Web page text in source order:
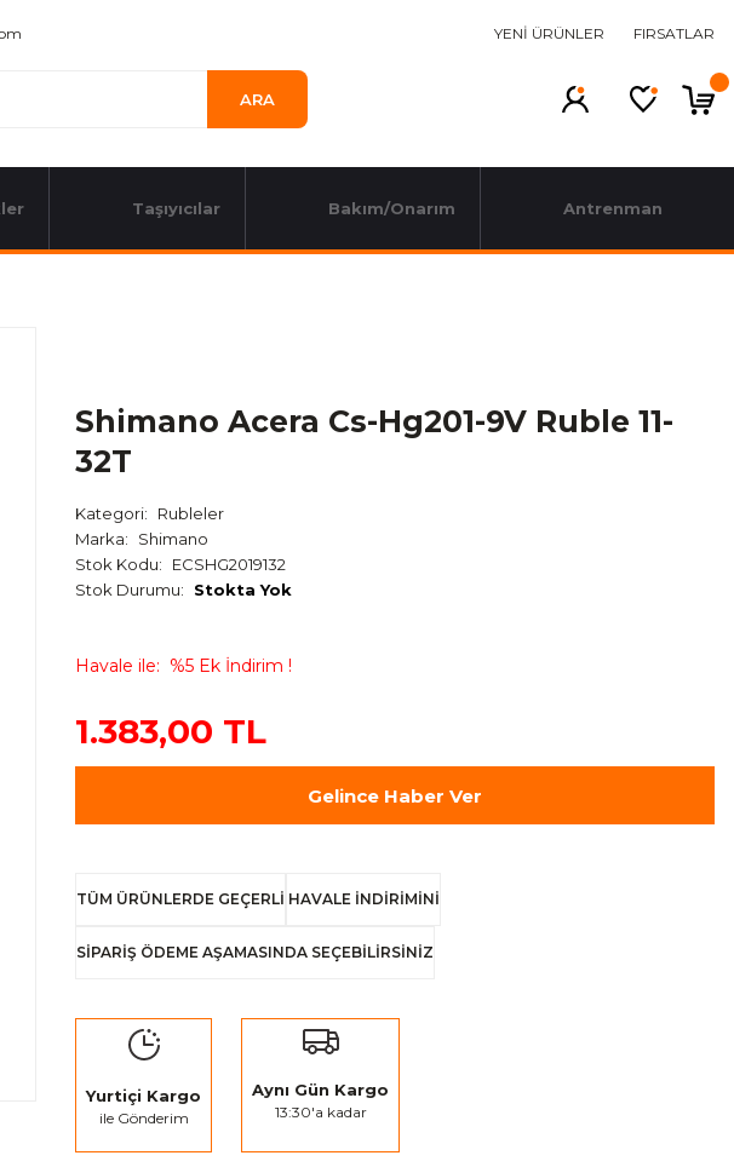
YENİ ÜRÜNLER FIRSATLAR
ARA
Taşıyıcılar Bakım/Onarım Antrenman
Shimano Acera Cs-Hg201-9V Ruble 11-
32T
Kategori
Rubleler
Marka
Shimano
Stok Kodu
ECSHG2019132
Stok Durumu
Stokta Yok
Havale ile %5 Ek İndirim !
1.383,00 TL
Gelince Haber Ver
TÜM ÜRÜNLERDE GEÇERLİ HAVALE İNDİRİMİNİ
SİPARİŞ ÖDEME AŞAMASINDA SEÇEBİLİRSİNİZ
Yurtiçi Kargo
ile Gönderim
Aynı Gün Kargo
13:30'a kadar